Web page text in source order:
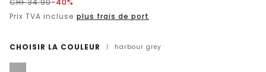
Prix TVA incluse plus frais de port
CHOISIR LA COULEUR | harbour grey